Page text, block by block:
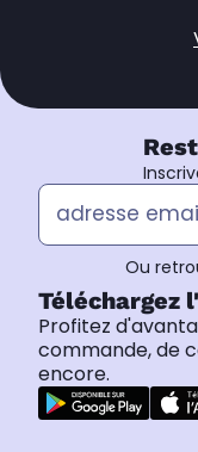
Ou
Téléchargez
Profitez
commande, de
encore.